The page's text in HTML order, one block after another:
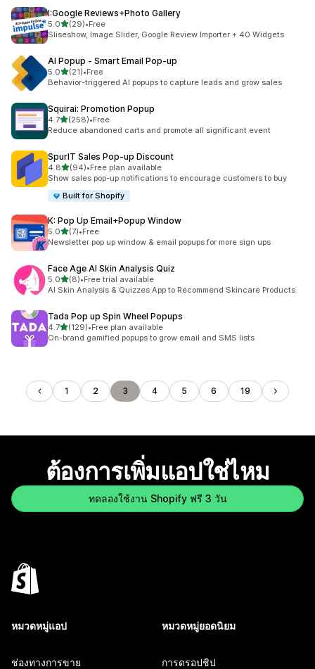
I:Google Reviews+Photo Gallery
5.0เต็ม 5 ดาว
(29)
ทั้งหมด 29 รีวิว
•Free
Sliseshow, Image Slider, Google Review Importer + 40 Widgets
AI Popup ‑ Smart Email Pop‑up
5.0เต็ม 5 ดาว
(21)
ทั้งหมด 21 รีวิว
•Free
Behavior-triggered AI popups to capture leads and grow sales
Squirai: Promotion Popup
4.7เต็ม 5 ดาว
(258)
ทั้งหมด 258 รีวิว
•Free
Reduce abandoned carts and promote all significant event
SpurIT Sales Pop‑up Discount
4.8เต็ม 5 ดาว
(94)
ทั้งหมด 94 รีวิว
•Free plan available
Show sales pop-up notifications to encourage customers to buy
Built for Shopify
K: Pop Up Email+Popup Window
5.0เต็ม 5 ดาว
(7)
ทั้งหมด 7 รีวิว
•Free
Newsletter pop up window & email popups for more sign ups
Face Age AI Skin Analysis Quiz
5.0เต็ม 5 ดาว
(8)
ทั้งหมด 8 รีวิว
•Free trial available
AI Skin Analysis & Quizzes App to Recommend Skincare Products.
Tada Pop up Spin Wheel Popups
4.7เต็ม 5 ดาว
(129)
ทั้งหมด 129 รีวิว
•Free plan available
On-brand gamified popups to grow email and SMS lists
1 2 3 4 5 6 19
ต้องการเพิ่มแอปใช่ไหม
ทดลองใช้งาน Shopify ฟรี 3 วัน
หมวดหมู่แอป
ช่องทางการขาย
หมวดหมู่ยอดนิยม
การดรอปชิป